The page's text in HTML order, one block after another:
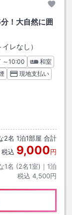
！大自然に囲
レなし）
チェックアウト
～10:00
和室
現地支払い
2名 1泊1部屋 合計
税込 9,000円
1名 (2名1室)｜ 1泊
税込 4,500円